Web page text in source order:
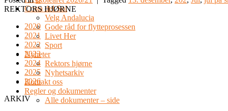
Costa del Sol
Velg Andalucia
Gode råd for flytteprosessen
Livet Her
Sport
Nyheter
Rektors hjørne
Nyhetsarkiv
Kontakt oss
Regler og dokumenter
Alle dokumenter – side
REKTORS HJØRNE
2020
2021
2022
2023
2024
2025
2026
ARKIV